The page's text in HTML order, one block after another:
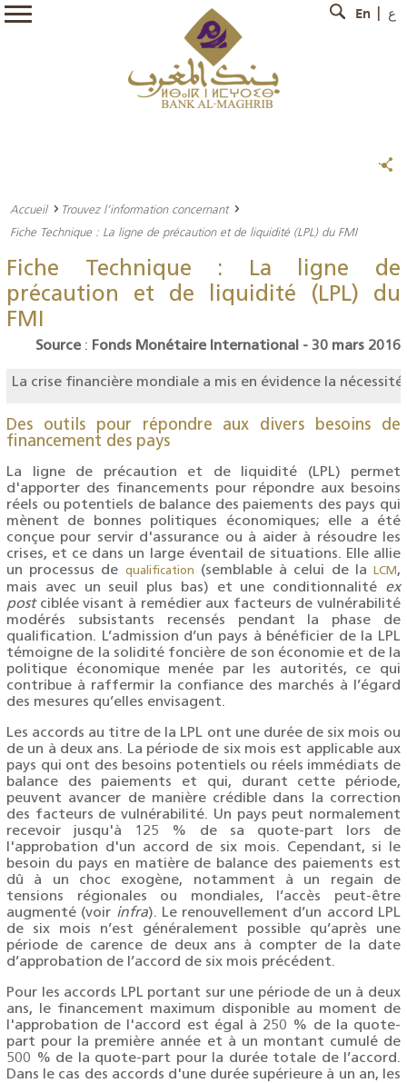
En ع
Accueil
Trouvez l’information concernant
Fiche Technique : La ligne de précaution et de liquidité (LPL) du FMI
Fiche Technique : La ligne de
précaution et de liquidité (LPL) du
FMI
Source: Fonds Monétaire International - 30 mars 2016
La crise financière mondiale a mis en évidence la
Des outils pour répondre aux divers besoins de
financement des pays
La ligne de précaution et de liquidité (LPL) permet
d'apporter des financements pour répondre aux besoins
réels ou potentiels de balance des paiements des pays qui
mènent de bonnes politiques économiques; elle a été
conçue pour servir d'assurance ou à aider à résoudre les
crises, et ce dans un large éventail de situations. Elle allie
un processus de
qualification (semblable à celui de laLCM ,
mais avec un seuil plus bas) et une conditionnalité ex
post ciblée visant à remédier aux facteurs de vulnérabilité
modérés subsistants recensés pendant la phase de
qualification. L’admission d’un pays à bénéficier de la LPL
témoigne de la solidité foncière de son économie et de la
politique économique menée par les autorités, ce qui
contribue à raffermir la confiance des marchés à l’égard
des mesures qu’elles envisagent.
Les accords au titre de la LPL ont une durée de six mois ou
de un à deux ans. La période de six mois est applicable aux
pays qui ont des besoins potentiels ou réels immédiats de
balance des paiements et qui, durant cette période,
peuvent avancer de manière crédible dans la correction
des facteurs de vulnérabilité. Un pays peut normalement
recevoir jusqu'à 125 % de sa quote-part lors de
l'approbation d'un accord de six mois. Cependant, si le
besoin du pays en matière de balance des paiements est
dû à un choc exogène, notamment à un regain de
tensions régionales ou mondiales, l’accès peut-être
augmenté (voir infra). Le renouvellement d’un accord LPL
de six mois n’est généralement possible qu’après une
période de carence de deux ans à compter de la date
d’approbation de l’accord de six mois précédent.
Pour les accords LPL portant sur une période de un à deux
ans, le financement maximum disponible au moment de
l'approbation de l'accord est égal à 250 % de la quote-
part pour la première année et à un montant cumulé de
500 % de la quote-part pour la durée totale de l’accord.
Dans le cas des accords d'une durée supérieure à un an, les